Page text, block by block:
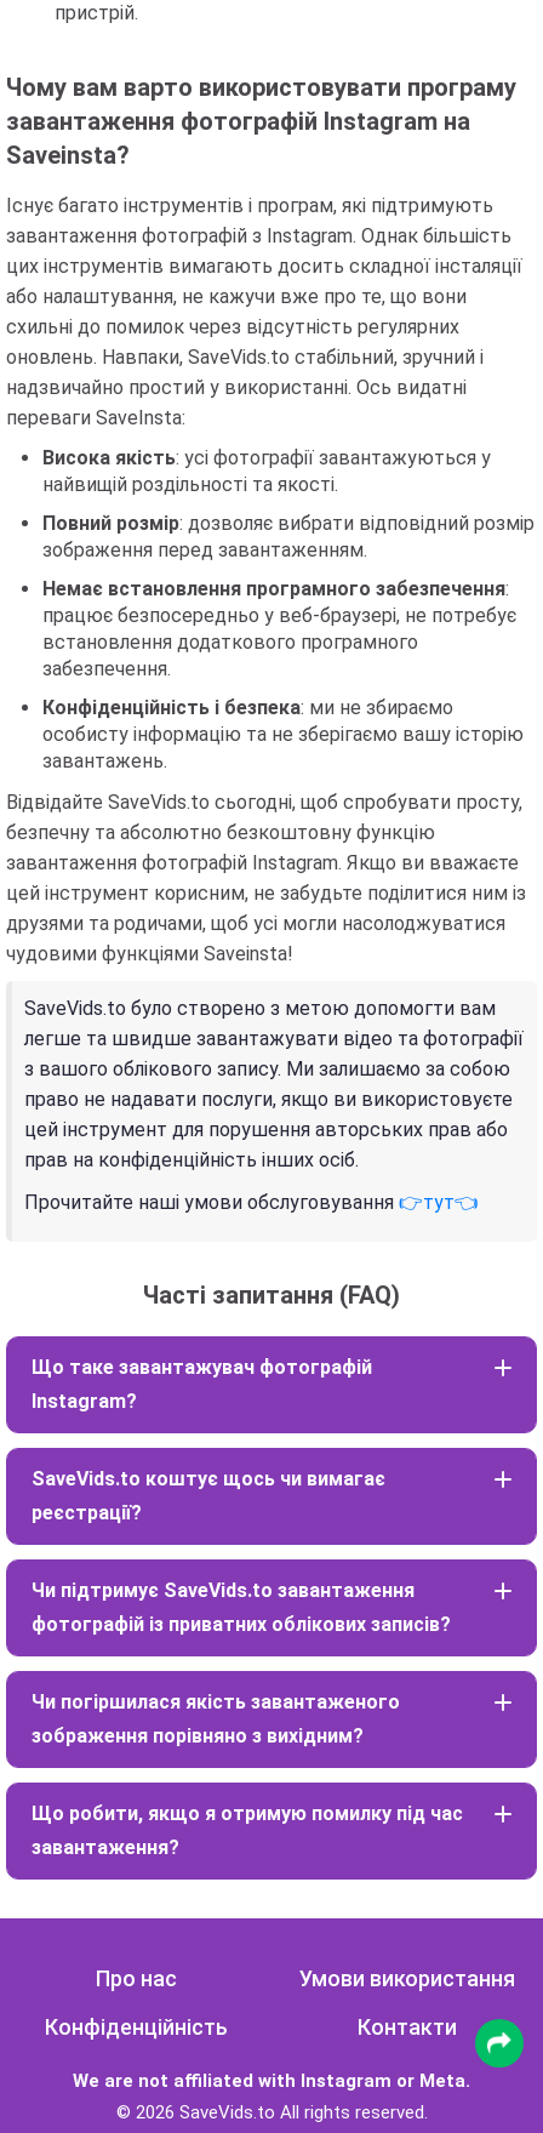
пристрій.
Чому вам варто використовувати програму
завантаження фотографій Instagram на
Saveinsta?
Існує багато інструментів і програм, які підтримують
завантаження фотографій з Instagram. Однак більшість
цих інструментів вимагають досить складної інсталяції
або налаштування, не кажучи вже про те, що вони
схильні до помилок через відсутність регулярних
оновлень. Навпаки, SaveVids.to стабільний, зручний і
надзвичайно простий у використанні. Ось видатні
переваги SaveInsta:
Висока якість: усі фотографії завантажуються у
найвищій роздільності та якості.
Повний розмір: дозволяє вибрати відповідний розмір
зображення перед завантаженням.
Немає встановлення програмного забезпечення:
працює безпосередньо у веб-браузері, не потребує
встановлення додаткового програмного
забезпечення.
Конфіденційність і безпека: ми не збираємо
особисту інформацію та не зберігаємо вашу історію
завантажень.
Відвідайте SaveVids.to сьогодні, щоб спробувати просту,
безпечну та абсолютно безкоштовну функцію
завантаження фотографій Instagram. Якщо ви вважаєте
цей інструмент корисним, не забудьте поділитися ним із
друзями та родичами, щоб усі могли насолоджуватися
чудовими функціями Saveinsta!
SaveVids.to було створено з метою допомогти вам
легше та швидше завантажувати відео та фотографії
з вашого облікового запису. Ми залишаємо за собою
право не надавати послуги, якщо ви використовуєте
цей інструмент для порушення авторських прав або
прав на конфіденційність інших осіб.
Прочитайте наші умови обслуговування 👉тут👈
Часті запитання (FAQ)
Що таке завантажувач фотографій
Instagram?
SaveVids.to коштує щось чи вимагає
реєстрації?
Чи підтримує SaveVids.to завантаження
фотографій із приватних облікових записів?
Чи погіршилася якість завантаженого
зображення порівняно з вихідним?
Що робити, якщо я отримую помилку під час
завантаження?
Про нас
Умови використання
Конфіденційність
Контакти
We are not affiliated with Instagram or Meta.
© 2026 SaveVids.to All rights reserved.